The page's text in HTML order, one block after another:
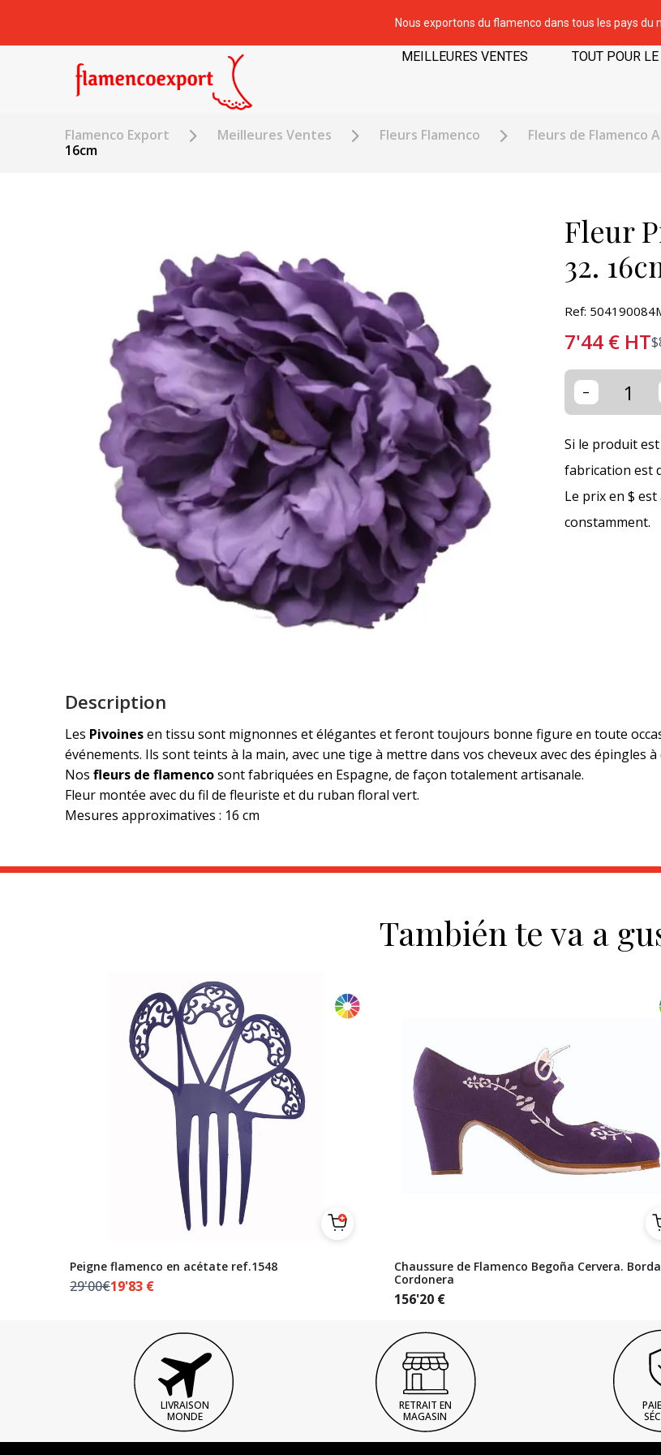
Nous exportons du flamenco dans tous les pays du
MEILLEURES VENTES TOUT POUR
Flamenco Export Meilleures Ventes Fleurs Flamenco Fleurs de Flamenco
16cm
Fleur
32.
Ref:
7'44€ HT$
-
Si le produit
fabrication est
Le prix en $
constamment.
Description
Les Pivoinesen tissu sont mignonnes et élégantes et feront toujours bonne figure en toute
événements. Ils sont teints à la main, avec une tige à mettre dans vos cheveux avec des épingles à
Nos fleurs de flamencosont fabriquées en Espagne, de façon totalement artisanale.
Fleur montée avec du fil de fleuriste et du ruban floral vert.
Mesures approximatives : 16 cm
También te va a
Peigne flamenco en acétate ref.1548
29'00€19'83 €
Chaussure de Flamenco Begoña Cervera.
Cordonera
156'20 €
LIVRAISON
MONDE
RETRAIT EN
MAGASIN